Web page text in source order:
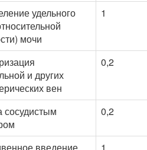
удельного
мочи
1
и других
вен
0,2
сосудистым
0,2